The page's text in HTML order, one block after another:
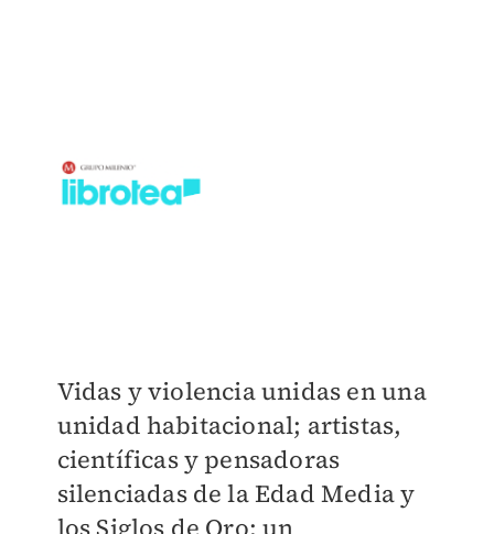
Vidas y violencia unidas en una
unidad habitacional; artistas,
científicas y pensadoras
silenciadas de la Edad Media y
los Siglos de Oro; un